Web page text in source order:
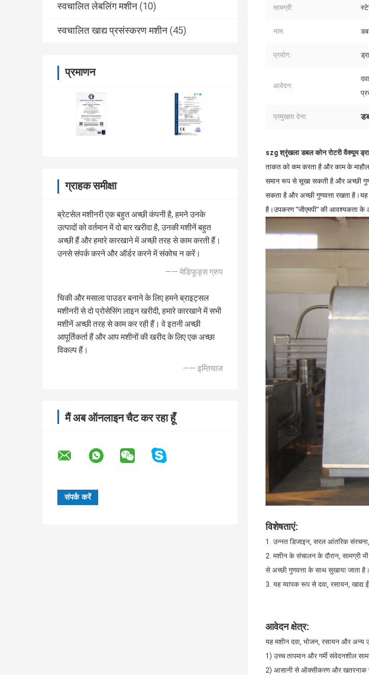
स्वचालित लेबलिंग मशीन (10)
स्वचालित खाद्य प्रसंस्करण मशीन (45)
प्रमाणन
ग्राहक समीक्षा
ब्रेटसेल मशीनरी एक बहुत अच्छी कंपनी है, हमने उनके
उत्पादों को वर्तमान में दो बार खरीदा है, उनकी मशीनें बहुत
अच्छी हैं और हमारे कारखाने में अच्छी तरह से काम करती हैं।
उनसे संपर्क करने और ऑर्डर करने में संकोच न करें।
—— मेडिफूड्स ग्रुप
चिकी और मसाला पाउडर बनाने के लिए हमने ब्राइट्सल
मशीनरी से दो प्रोसेसिंग लाइन खरीदी, हमारे कारखाने में सभी
मशीनें अच्छी तरह से काम कर रही हैं। वे इतनी अच्छी
आपूर्तिकर्ता हैं और आप मशीनों की खरीद के लिए एक अच्छा
विकल्प हैं।
—— इम्तियाज
मैं अब ऑनलाइन चैट कर रहा हूँ
सामग्री:
नाम:
प्रयोग:
आवेदन:
प्रमुखता देना:
szg श्रृंखला डबल कोन रोटरी वैक्यूम
ताकत को कम करता है और काम के
समान रूप से सूखा सकती है और अच्छी
सकता है और अच्छी गुणवत्ता रखता है।यह
है।उपकरण "जीएमपी" की आवश्यकता के
विशेषताएं:
1. उन्नत डिजाइन, सरल आंतरिक
2. मशीन के संचालन के दौरान, सामग्री
से अच्छी गुणवत्ता के साथ सुखाया जाता है।
3. यह व्यापक रूप से दवा, रसायन, खाद्य
आवेदन क्षेत्र:
यह मशीन दवा, भोजन, रसायन और अन्य
1) उच्च तापमान और गर्मी संवेदनशील
2) आसानी से ऑक्सीकरण और खतरनाक